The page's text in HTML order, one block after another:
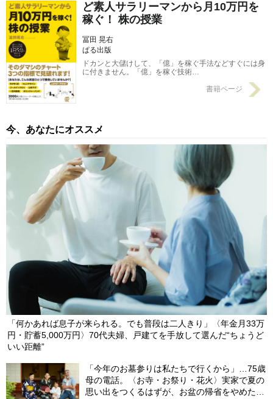
ど素人サラリーマンから月10万円を
稼ぐ！ 株の授業
冨田 晃右
ぱる出版
ドカンと大儲けして、「億」を稼ぐ手法などすぐには身
に付きません。「億」を稼ぐ技術…
書籍ページ
今、あなたにオススメ
「何かあれば息子が来られる。でも普段は二人きり」〈年金月33万
円・貯蓄5,000万円〉70代夫婦、戸建てを手放して選んだ“ちょうど
いい距離”
「今年のお墓参りは私たちで行くから」…75歳
母の電話。〈お寺・お祭り・花火〉実家で夏の
思い出をつくるはずが、お盆の帰省をやめた理